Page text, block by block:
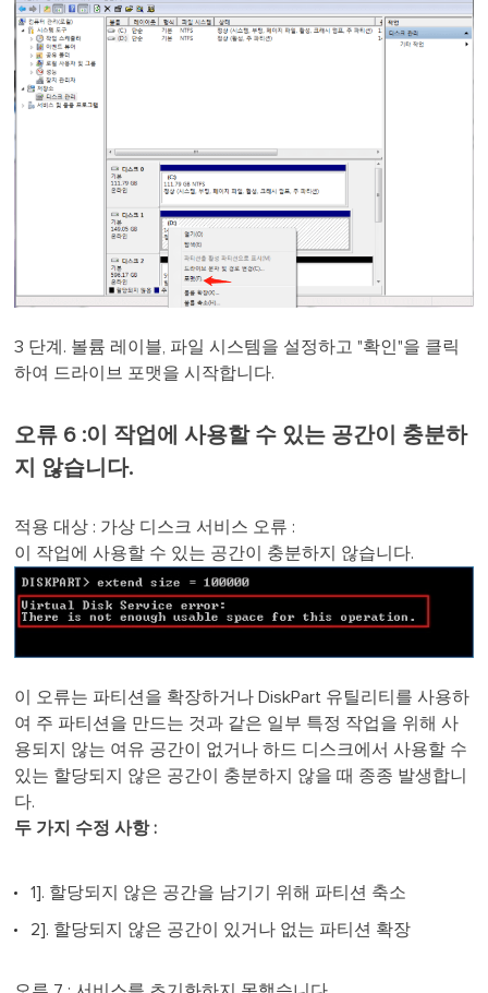
3 단계. 볼륨 레이블, 파일 시스템을 설정하고 "확인"을 클릭
하여 드라이브 포맷을 시작합니다.
오류 6 :이 작업에 사용할 수 있는 공간이 충분하
지 않습니다.
적용 대상 : 가상 디스크 서비스 오류 :
이 작업에 사용할 수 있는 공간이 충분하지 않습니다.
이 오류는 파티션을 확장하거나 DiskPart 유틸리티를 사용하
여 주 파티션을 만드는 것과 같은 일부 특정 작업을 위해 사
용되지 않는 여유 공간이 없거나 하드 디스크에서 사용할 수
있는 할당되지 않은 공간이 충분하지 않을 때 종종 발생합니
다.
두 가지 수정 사항 :
1]. 할당되지 않은 공간을 남기기 위해 파티션 축소
2]. 할당되지 않은 공간이 있거나 없는 파티션 확장